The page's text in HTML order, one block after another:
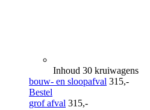
Inhoud 30 kruiwagens
bouw- en sloopafval 315,-
Bestel
grof afval 315,-